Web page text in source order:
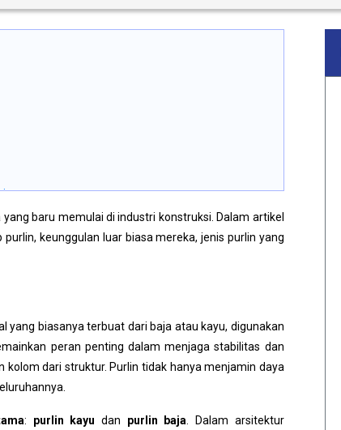
purlin saat ini?
baru memulai di industri konstruksi. Dalam artikel
keunggulan luar biasa mereka, jenis purlin yang
yang biasanya terbuat dari baja atau kayu, digunakan
peran penting dalam menjaga stabilitas dan
kolom dari struktur. Purlin tidak hanya menjamin daya
: purlin kayu dan purlin baja . Dalam arsitektur